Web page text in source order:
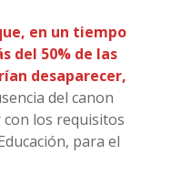
en un tiempo
del 50% de las
desaparecer,
del canon
los requisitos
para el